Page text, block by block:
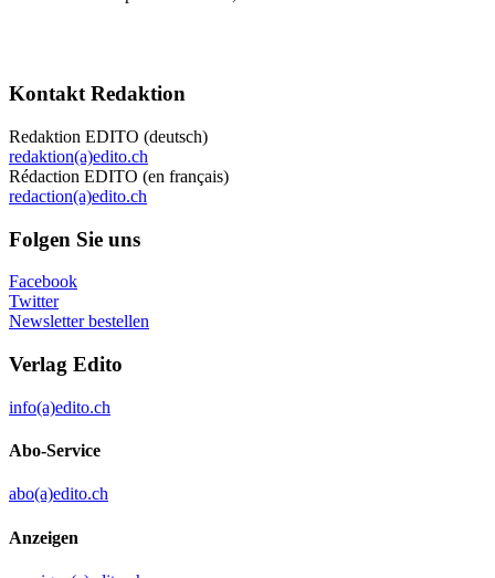
Kontakt Redaktion
Redaktion EDITO (deutsch)
redaktion(a)edito.ch
Rédaction EDITO (en français)
redaction(a)edito.ch
Folgen Sie uns
Facebook
Twitter
Newsletter bestellen
Verlag Edito
info(a)edito.ch
Abo-Service
abo(a)edito.ch
Anzeigen